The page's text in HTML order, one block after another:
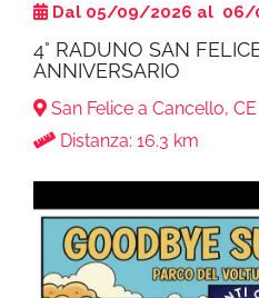
Dal 05/09/2026 al 06/
4° RADUNO SAN
ANNIVERSARIO
San Felice a Cancello, CE
Distanza: 16.3 km